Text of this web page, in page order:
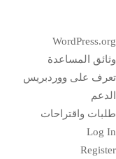
المساعدة
على ووردبريس
واقتراحات
Log